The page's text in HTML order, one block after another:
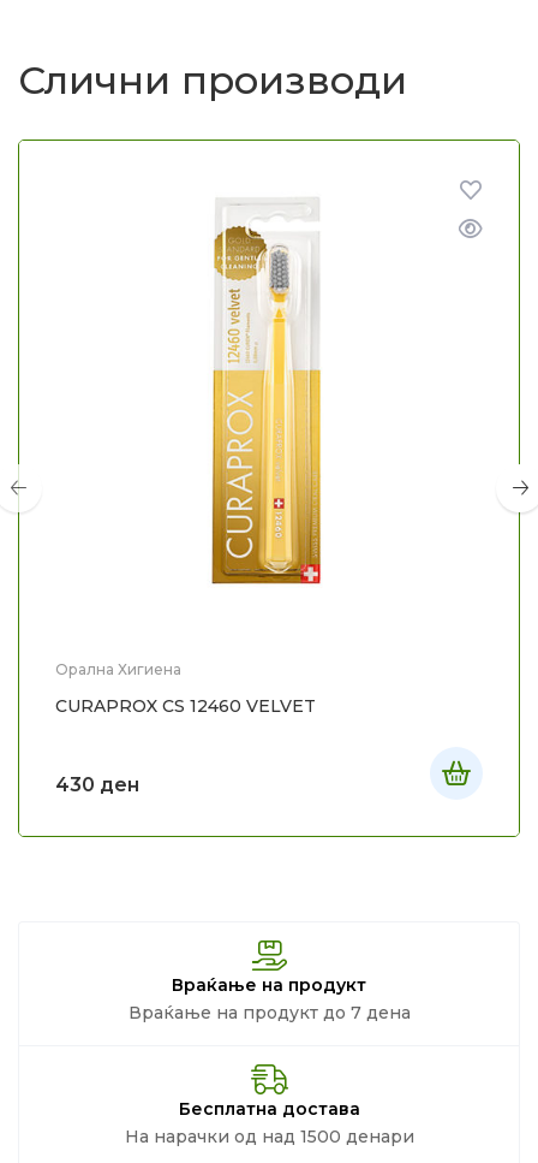
Слични производи
Орална Хигиена
CURAPROX CS 12460 VELVET
430 ден
Враќање на продукт
Враќање на продукт до 7 дена
Бесплатна достава
На нарачки од над 1500 денари